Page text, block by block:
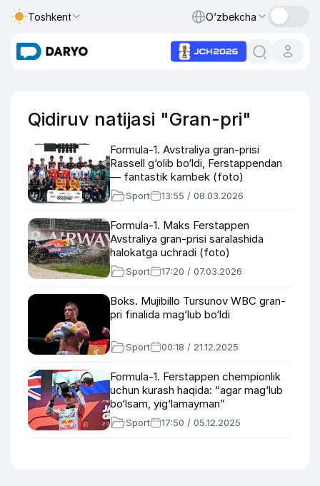
Toshkent O‘zbekcha
Qidiruv natijasi "Gran-pri"
Formula-1. Avstraliya gran-prisi
Rassell g‘olib bo‘ldi, Ferstappendan
— fantastik kambek (foto)
Sport 13:55 / 08.03.2026
Formula-1. Maks Ferstappen
Avstraliya gran-prisi saralashida
halokatga uchradi (foto)
Sport 17:20 / 07.03.2026
Boks. Mujibillo Tursunov WBC gran-
pri finalida mag‘lub bo‘ldi
Sport 00:18 / 21.12.2025
Formula-1. Ferstappen chempionlik
uchun kurash haqida: “agar mag‘lub
bo‘lsam, yig‘lamayman”
Sport 17:50 / 05.12.2025